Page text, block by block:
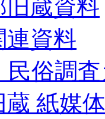
旧蔵資料
連資料
俗調査
蔵 紙媒